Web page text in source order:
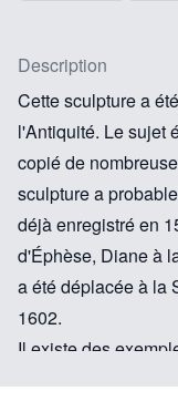
Description
Cette sculpture a
l'Antiquité. Le sujet
copié de
sculpture a
déjà enregistré en
d'Éphèse, Diane à
a été déplacée à la
1602.
Il existe des